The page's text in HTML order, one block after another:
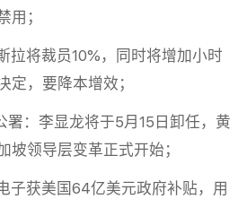
用；
拉将裁员10%，同时将增加小时
定，要降本增效；
署：李显龙将于5月15日卸任，黄
坡领导层变革正式开始；
子获美国64亿美元政府补贴，用